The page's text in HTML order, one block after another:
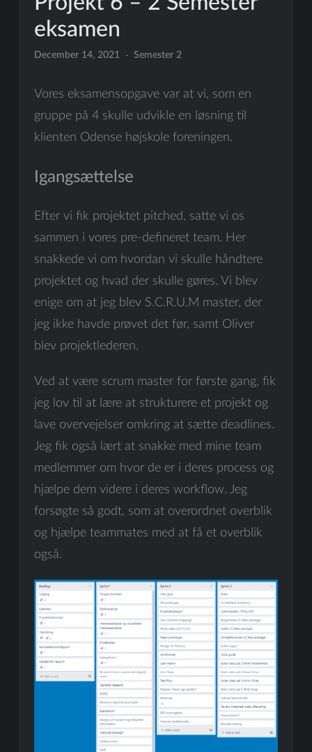
eksamen
December 14, 2021 Semester 2
Vores eksamensopgave var at vi, som en
gruppe på 4 skulle udvikle en løsning til
klienten Odense højskole foreningen.
Igangsættelse
Efter vi fik projektet pitched, satte vi os
sammen i vores pre-defineret team. Her
snakkede vi om hvordan vi skulle håndtere
projektet og hvad der skulle gøres. Vi blev
enige om at jeg blev S.C.R.U.M master, der
jeg ikke havde prøvet det før, samt Oliver
blev projektlederen.
Ved at være scrum master for første gang, fik
jeg lov til at lære at strukturere et projekt og
lave overvejelser omkring at sætte deadlines.
Jeg fik også lært at snakke med mine team
medlemmer om hvor de er i deres process og
hjælpe dem videre i deres workflow. Jeg
forsøgte så godt, som at overordnet overblik
og hjælpe teammates med at få et overblik
også.